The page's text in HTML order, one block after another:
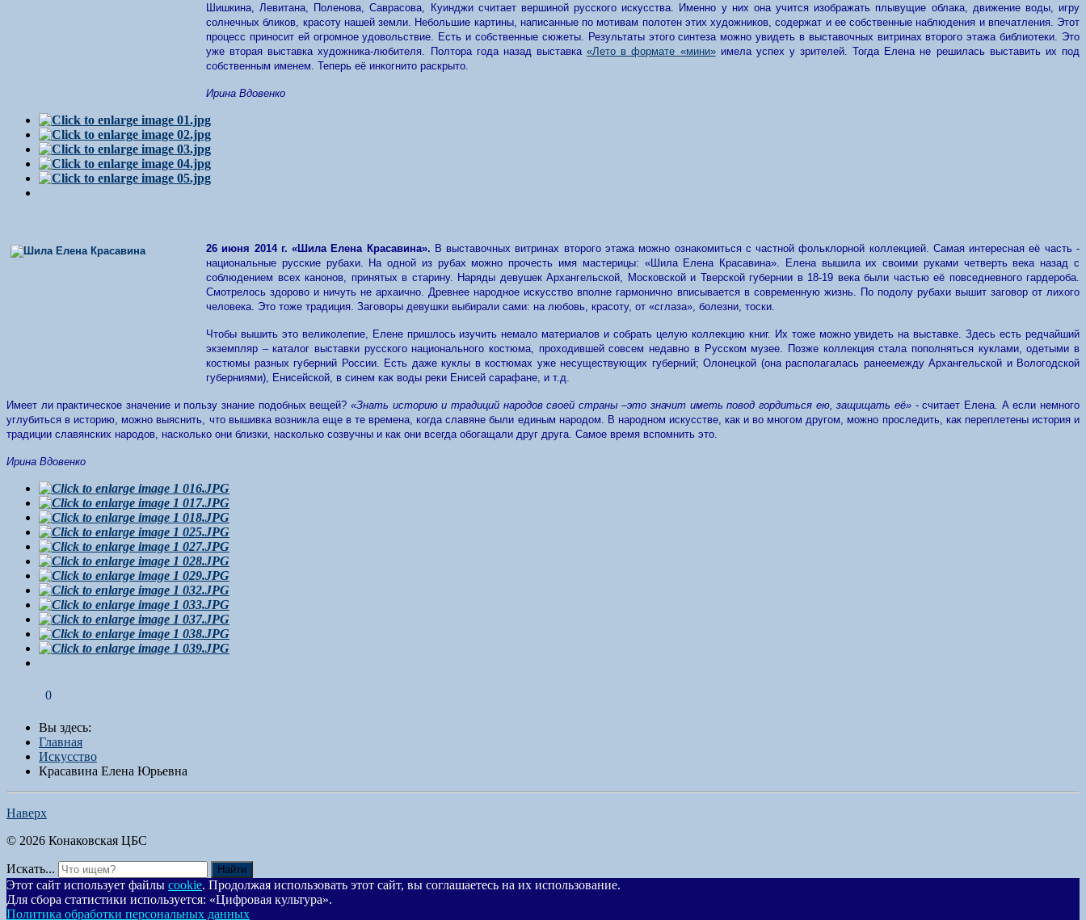
Шишкина, Левитана, Поленова, Саврасова, Куинджи считает вершиной русского искусства. Именно у них она учится изображать плывущие облака, движение воды, игру
солнечных бликов, красоту нашей земли. Небольшие картины, написанные по мотивам полотен этих художников, содержат и ее собственные наблюдения и впечатления. Этот
процесс приносит ей огромное удовольствие. Есть и собственные сюжеты. Результаты этого синтеза можно увидеть в выставочных витринах второго этажа библиотеки. Это
уже вторая выставка художника-любителя. Полтора года назад выставка«Лето в формате «мини»имела успех у зрителей. Тогда Елена не решилась выставить их под
собственным именем. Теперь её инкогнито раскрыто.
Ирина Вдовенко
26 июня 2014 г. «Шила Елена Красавина». В выставочных витринах второго этажа можно ознакомиться с частной фольклорной коллекцией. Самая интересная её часть -
национальные русские рубахи. На одной из рубах можно прочесть имя мастерицы: «Шила Елена Красавина». Елена вышила их своими руками четверть века назад с
соблюдением всех канонов, принятых в старину. Наряды девушек Архангельской, Московской и Тверской губернии в 18-19 века были частью её повседневного гардероба.
Смотрелось здорово и ничуть не архаично. Древнее народное искусство вполне гармонично вписывается в современную жизнь. По подолу рубахи вышит заговор от лихого
человека. Это тоже традиция. Заговоры девушки выбирали сами: на любовь, красоту, от «сглаза», болезни, тоски.
Чтобы вышить это великолепие, Елене пришлось изучить немало материалов и собрать целую коллекцию книг. Их тоже можно увидеть на выставке. Здесь есть редчайший
экземпляр – каталог выставки русского национального костюма, проходившей совсем недавно в Русском музее. Позже коллекция стала пополняться куклами, одетыми в
костюмы разных губерний России. Есть даже куклы в костюмах уже несуществующих губерний; Олонецкой (она располагалась ранеемежду Архангельской и Вологодской
губерниями), Енисейской, в синем как воды реки Енисей сарафане, и т.д.
Имеет ли практическое значение и пользу знание подобных вещей? «Знать историю и традиций народов своей страны –это значит иметь повод гордиться ею, защищать её» - считает Елена. А если немного
углубиться в историю, можно выяснить, что вышивка возникла еще в те времена, когда славяне были единым народом. В народном искусстве, как и во многом другом, можно проследить, как переплетены история и
традиции славянских народов, насколько они близки, насколько созвучны и как они всегда обогащали друг друга. Самое время вспомнить это.
Ирина Вдовенко
0
Вы здесь:
Главная
Искусство
Красавина Елена Юрьевна
Наверх
© 2026 Конаковская ЦБС
Искать... Найти
Этот сайт использует файлы cookie. Продолжая использовать этот сайт, вы соглашаетесь на их использование.
Для сбора статистики используется: «Цифровая культура».
Политика обработки персональных данных